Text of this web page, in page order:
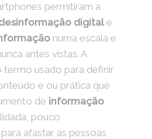
permitiram a
digitale
numa escala e
antes vistas. A
usado para definir
e ou prática que
de informação
pouco
afastar as pessoas